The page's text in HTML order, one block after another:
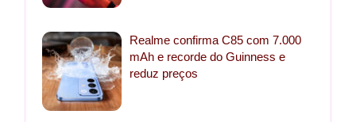
Realme confirma C85 com 7.000
mAh e recorde do Guinness e
reduz preços